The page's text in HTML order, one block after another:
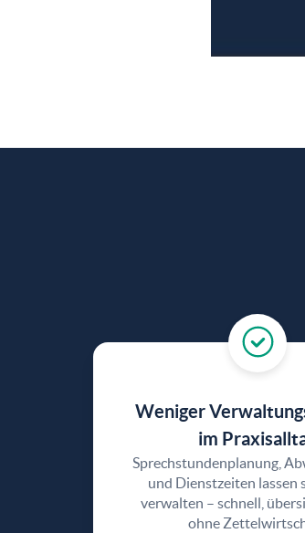
Weniger
im
Sprechstundenplanung,
und Dienstzeiten lassen
verwalten – schnell,
ohne